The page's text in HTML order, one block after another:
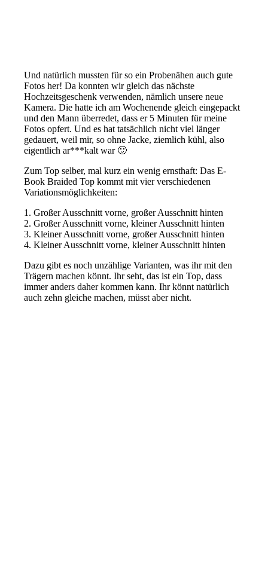
Und natürlich mussten für so ein Probenähen auch gute
Fotos her! Da konnten wir gleich das nächste
Hochzeitsgeschenk verwenden, nämlich unsere neue
Kamera. Die hatte ich am Wochenende gleich eingepackt
und den Mann überredet, dass er 5 Minuten für meine
Fotos opfert. Und es hat tatsächlich nicht viel länger
gedauert, weil mir, so ohne Jacke, ziemlich kühl, also
eigentlich ar***kalt war 🙂
Zum Top selber, mal kurz ein wenig ernsthaft: Das E-
Book Braided Top kommt mit vier verschiedenen
Variationsmöglichkeiten:
1. Großer Ausschnitt vorne, großer Ausschnitt hinten
2. Großer Ausschnitt vorne, kleiner Ausschnitt hinten
3. Kleiner Ausschnitt vorne, großer Ausschnitt hinten
4. Kleiner Ausschnitt vorne, kleiner Ausschnitt hinten
Dazu gibt es noch unzählige Varianten, was ihr mit den
Trägern machen könnt. Ihr seht, das ist ein Top, dass
immer anders daher kommen kann. Ihr könnt natürlich
auch zehn gleiche machen, müsst aber nicht.